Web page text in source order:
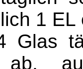
1
Glas
ab,